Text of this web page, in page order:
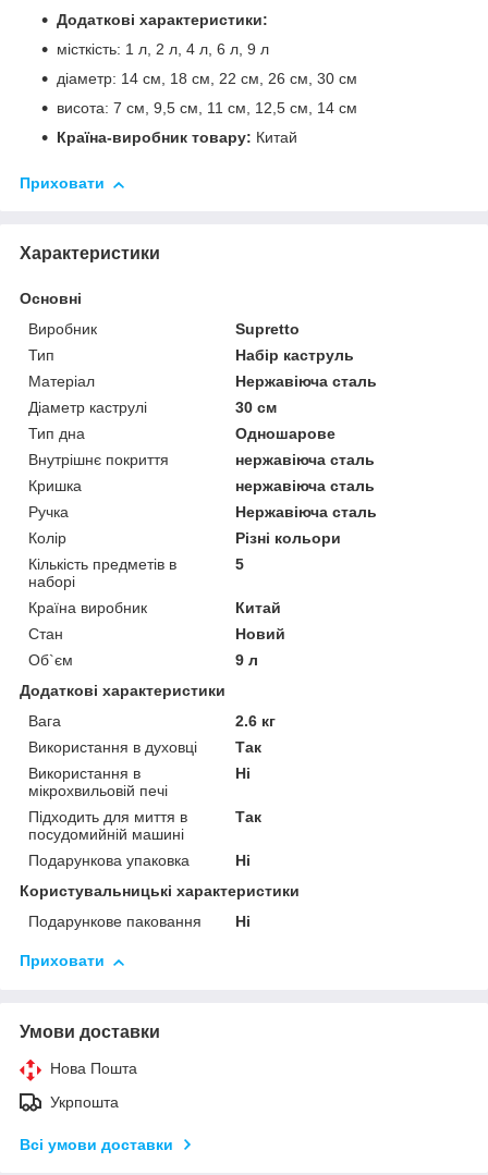
Додаткові характеристики:
місткість: 1 л, 2 л, 4 л, 6 л, 9 л
діаметр: 14 см, 18 см, 22 см, 26 см, 30 см
висота: 7 см, 9,5 см, 11 см, 12,5 см, 14 см
Країна-виробник товару: Китай
Приховати
Характеристики
Основні
Виробник
Supretto
Тип
Набір каструль
Матеріал
Нержавіюча сталь
Діаметр каструлі
30 см
Тип дна
Одношарове
Внутрішнє покриття
нержавіюча сталь
Кришка
нержавіюча сталь
Ручка
Нержавіюча сталь
Колір
Різні кольори
Кількість предметів в
наборі
5
Країна виробник
Китай
Стан
Новий
Об`єм
9 л
Додаткові характеристики
Вага
2.6 кг
Використання в духовці
Так
Використання в
мікрохвильовій печі
Ні
Підходить для миття в
посудомийній машині
Так
Подарункова упаковка
Ні
Користувальницькі характеристики
Подарункове паковання
Ні
Приховати
Умови доставки
Нова Пошта
Укрпошта
Всі умови доставки